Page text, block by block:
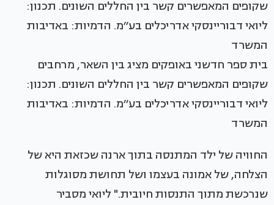
בית ספר חדשני באופקים מציג בין השאר, מרחבים
שקופים המאפשרים קשר בין החללים השונים. תכנון:
ליואי דבוריינסקי אדריכלים בע׳׳מ. הדמיות: באדיבות
המשרד
החוויה של ילד המתנסה בתוך ארנה שכזאת היא של
הצלחה, של אמונה בעצמו ושל תחושת מסוגלות
שנרכשת מתוך התנסות חיובית." ליואי מסביר